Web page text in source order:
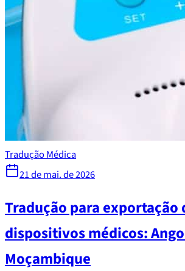
Tradução Médica
21 de mai. de 2026
Tradução para exportação
dispositivos médicos:
Moçambique